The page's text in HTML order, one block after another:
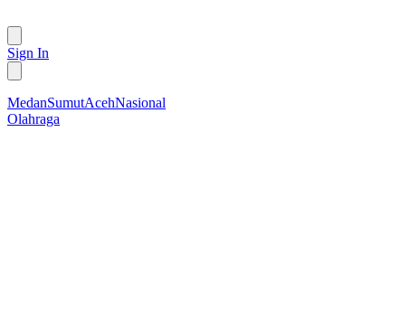
Sign In
MedanSumutAcehNasional
Olahraga